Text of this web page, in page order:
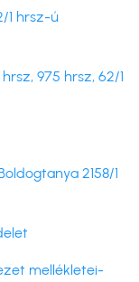
1 hrsz-ú
975 hrsz, 62/1
2158/1
mellékletei-